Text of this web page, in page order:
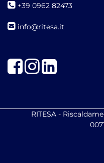
+39 0962 82473
info@ritesa.it
FacebookInstagram
LinkedIn
RITESA -